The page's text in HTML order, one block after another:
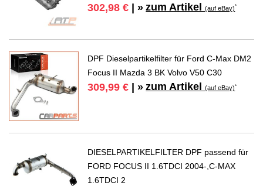
302,98 € | » zum Artikel(auf eBay)*
DPF Dieselpartikelfilter für Ford C-Max DM2
Focus II Mazda 3 BK Volvo V50 C30
309,99 € | » zum Artikel(auf eBay)*
DIESELPARTIKELFILTER DPF passend für
FORD FOCUS II 1.6TDCI 2004-,C-MAX
1.6TDCI 2